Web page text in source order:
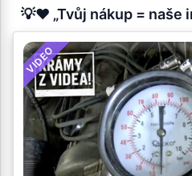
💡❤️ „Tvůj nákup = naše
VIDEO